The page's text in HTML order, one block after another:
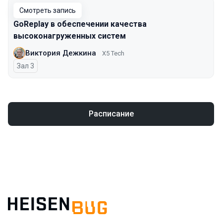
Смотреть запись
GoReplay в обеспечении качества
высоконагруженных систем
Виктория Дежкина X5 Tech
Зал 3
Расписание